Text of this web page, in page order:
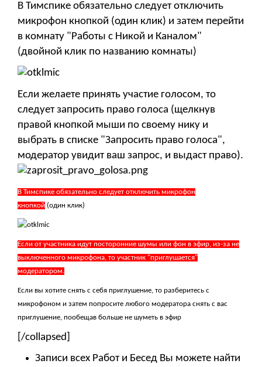
В Тимспике обязательно следует отключить
микрофон кнопкой (один клик) и затем перейти
в комнату "Работы с Никой и Каналом"
(двойной клик по названию комнаты)
Если желаете принять участие голосом, то
следует запросить право голоса (щелкнув
правой кнопкой мыши по своему нику и
выбрать в списке "Запросить право голоса",
модератор увидит ваш запрос, и выдаст право).
В Тимспике обязательно следует отключить микрофон
кнопкой (один клик)
Если от участника идут посторонние шумы или фон в эфир, из-за не
выключенного микрофона, то участник "приглушается"
модератором.
Если вы хотите снять с себя приглушение, то разберитесь с
микрофоном и затем попросите любого модератора снять с вас
приглушение, пообещав больше не шуметь в эфир
[/collapsed]
Записи всех Работ и Бесед Вы можете найти